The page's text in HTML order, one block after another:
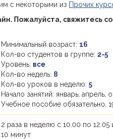
с некоторыми из Прочих
Пожалуйста, свяжитесь
Минимальный возраст:16
Кол-во студентов в группе: 2-5
Уровень: все
Кол-во недель: 8
Кол-во уроков в неделю:5
Начало занятий: январь, апрель,
Учебное пособие обязательно,
2 раза в неделю с 10.00 по 12.05
10 минут